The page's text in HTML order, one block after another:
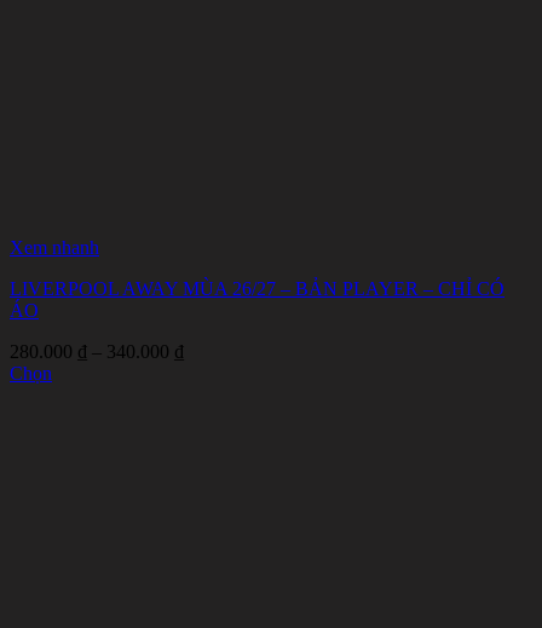
Xem nhanh
LIVERPOOL AWAY MÙA 26/27 – BẢN PLAYER – CHỈ CÓ
ÁO
280.000 ₫ – 340.000 ₫
Chọn